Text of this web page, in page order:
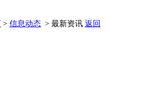
> 信息动态 > 最新资讯 返回